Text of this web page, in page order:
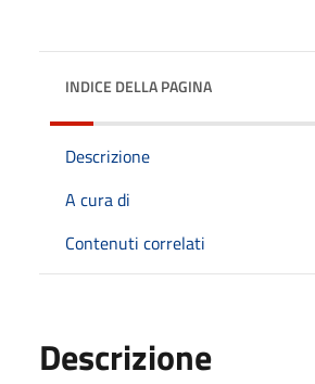
INDICE DELLA PAGINA
Descrizione
A cura di
Contenuti correlati
Descrizione